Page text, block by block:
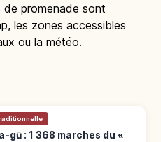
promenade sont
les zones accessibles
ou la météo.
gū : 1 368 marches du «